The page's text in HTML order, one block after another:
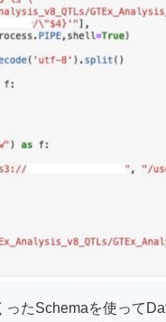
たSchemaを使って